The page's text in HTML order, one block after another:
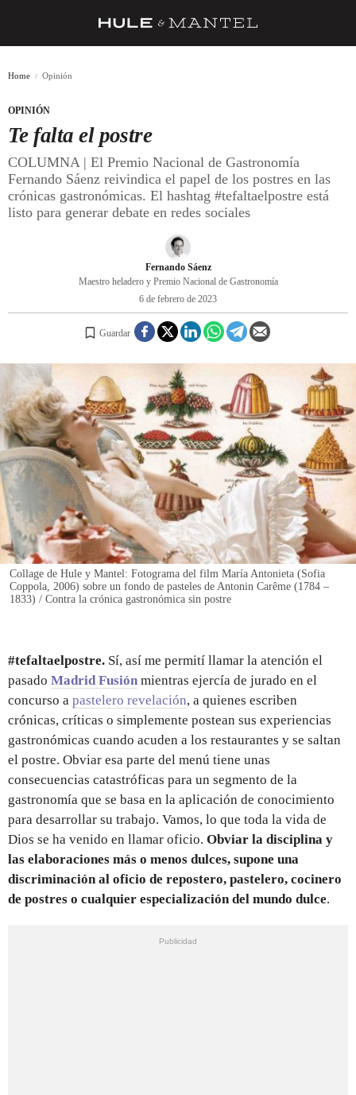
DÓNDE COMER
ÍDOLOS DE MESAS
REGISTRO
INICIAR SESIÓN
Home Opinión
OPINIÓN
Te falta el postre
COLUMNA | El Premio Nacional de Gastronomía
Fernando Sáenz reivindica el papel de los postres en las
crónicas gastronómicas. El hashtag #tefaltaelpostre está
listo para generar debate en redes sociales
Fernando Sáenz
Maestro heladero y Premio Nacional de Gastronomía
6 de febrero de 2023
Guardar
Collage de Hule y Mantel: Fotograma del film María Antonieta (Sofia
Coppola, 2006) sobre un fondo de pasteles de Antonin Carême (1784 –
1833) / Contra la crónica gastronómica sin postre
#tefaltaelpostre. Sí, así me permití llamar la atención el
pasado Madrid Fusión mientras ejercía de jurado en el
concurso a pastelero revelación, a quienes escriben
crónicas, críticas o simplemente postean sus experiencias
gastronómicas cuando acuden a los restaurantes y se saltan
el postre. Obviar esa parte del menú tiene unas
consecuencias catastróficas para un segmento de la
gastronomía que se basa en la aplicación de conocimiento
para desarrollar su trabajo. Vamos, lo que toda la vida de
Dios se ha venido en llamar oficio. Obviar la disciplina y
las elaboraciones más o menos dulces, supone una
discriminación al oficio de repostero, pastelero, cocinero
de postres o cualquier especialización del mundo dulce.